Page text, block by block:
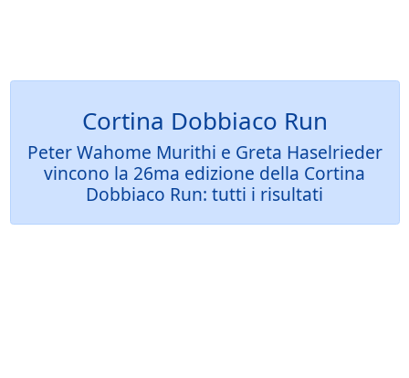
Cortina Dobbiaco Run
Peter Wahome Murithi e Greta Haselrieder
vincono la 26ma edizione della Cortina
Dobbiaco Run: tutti i risultati